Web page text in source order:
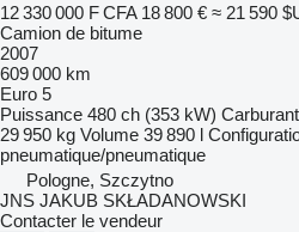
12 330 000 F CFA 18 800 € ≈ 21 590
Camion de bitume
2007
609 000 km
Euro 5
Puissance 480 ch (353 kW) Carburant
29 950 kg Volume 39 890 l
pneumatique/pneumatique
Pologne, Szczytno
JNS JAKUB SKŁADANOWSKI
Contacter le vendeur